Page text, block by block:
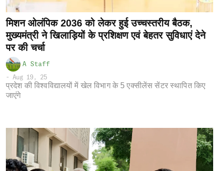
मिशन ओलंपिक 2036 को लेकर हुई उच्चस्तरीय बैठक,
मुख्यमंत्री ने खिलाड़ियों के प्रशिक्षण एवं बेहतर सुविधाएं देने
पर की चर्चा
A Staff
- Aug 19, 25
प्रदेश की विश्वविद्यालयों में खेल विभाग के 5 एक्सीलेंस सेंटर स्थापित किए
जाएंगे